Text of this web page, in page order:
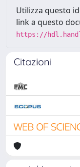
Utilizza questo
link a questo
https://
Citazioni